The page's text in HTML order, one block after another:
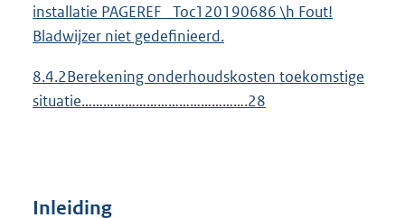
installatie PAGEREF _Toc120190686 \h Fout!
Bladwijzer niet gedefinieerd.
8.4.2Berekening onderhoudskosten toekomstige
situatie……………………………………….28
Inleiding